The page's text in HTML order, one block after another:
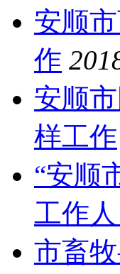
安顺
作
安顺
样工作
“安顺
工作
市畜